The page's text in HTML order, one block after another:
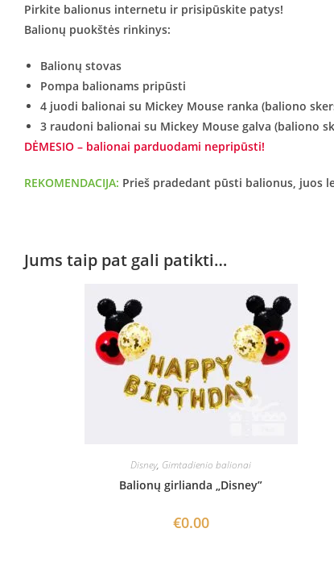
Pirkite balionus internetu ir prisipūskite patys!
Balionų puokštės rinkinys:
Balionų stovas
Pompa balionams pripūsti
4 juodi balionai su Mickey Mouse ranka (baliono
3 raudoni balionai su Mickey Mouse galva (baliono
DĖMESIO – balionai parduodami nepripūsti!
REKOMENDACIJA: Prieš pradedant pūsti balionus, juos
Jums taip pat gali patikti…
Disney, Gimtadienio balionai
Balionų girlianda „Disney”
€0.00